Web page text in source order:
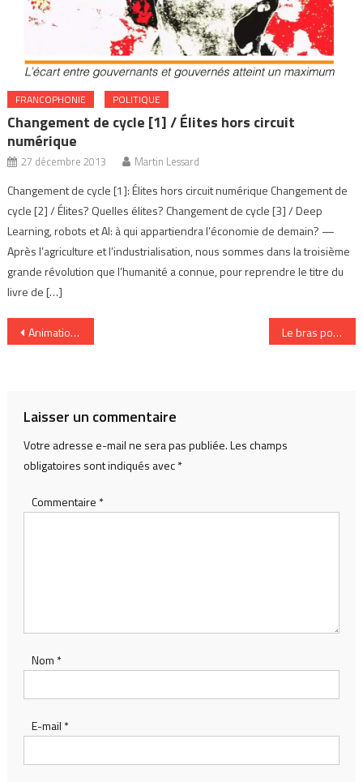
FRANCOPHONIE POLITIQUE
Changement de cycle [1] / Élites hors circuit
numérique
27 décembre 2013 Martin Lessard
Changement de cycle [1]: Élites hors circuit numérique Changement de
cycle [2] / Élites? Quelles élites? Changement de cycle [3] / Deep
Learning, robots et AI: à qui appartiendra l’économie de demain? —
Après l’agriculture et l’industrialisation, nous sommes dans la troisième
grande révolution que l’humanité a connue, pour reprendre le titre du
livre de […]
Navigation
Animation au Forum mondial de la langue française Le bras politique de Wikipédia?
Laisser un commentaire
Votre adresse e-mail ne sera pas publiée.Les champs
obligatoires sont indiqués avec*
Commentaire *
Nom *
E-mail *